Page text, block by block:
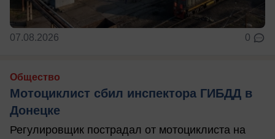
07.08.2026 0
Общество
Мотоциклист сбил инспектора ГИБДД в
Донецке
Регулировщик пострадал от мотоциклиста на